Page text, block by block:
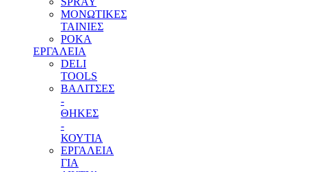
ΜΟΝΩΤΙΚΕΣ
ΤΑΙΝΙΕΣ
ΡΟΚΑ
ΕΡΓΑΛΕΙΑ
DELI
TOOLS
ΒΑΛΙΤΣΕΣ
-
ΘΗΚΕΣ
-
ΚΟΥΤΙΑ
ΕΡΓΑΛΕΙΑ
ΓΙΑ